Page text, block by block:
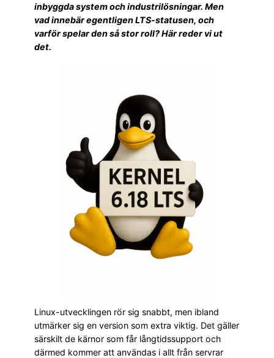
inbyggda system och industrilösningar. Men
vad innebär egentligen LTS-statusen, och
varför spelar den så stor roll? Här reder vi ut
det.
Linux-utvecklingen rör sig snabbt, men ibland
utmärker sig en version som extra viktig. Det gäller
särskilt de kärnor som får långtidssupport och
därmed kommer att användas i allt från servrar